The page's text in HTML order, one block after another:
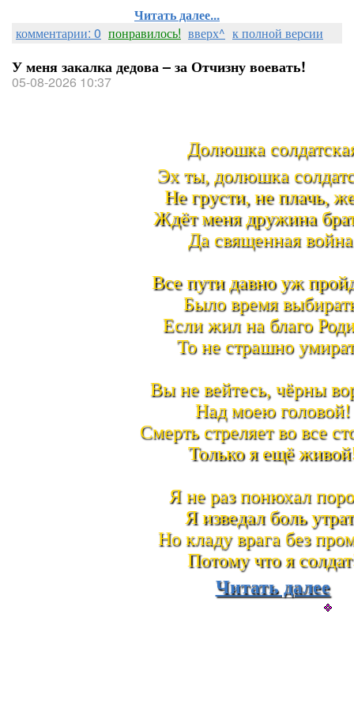
Читать далее...
комментарии: 0 понравилось! вверх^ к полной версии
У меня закалка дедова – за Отчизну воевать!
05-08-2026 10:37
Долюшка
Эх ты, долюшка
Не грусти, не плачь,
Ждёт меня дружина
Да священная
Все пути давно уж
Было время
Если жил на благо
То не страшно
Вы не вейтесь, чёрны
Над моею головой!
Смерть стреляет во все
Только я ещё
Я не раз понюхал
Я изведал боль
Но кладу врага без
Потому что я
Читать далее